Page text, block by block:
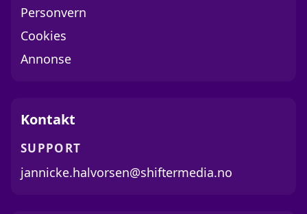
Personvern
Cookies
Annonse
Kontakt
SUPPORT
jannicke.halvorsen@shiftermedia.no